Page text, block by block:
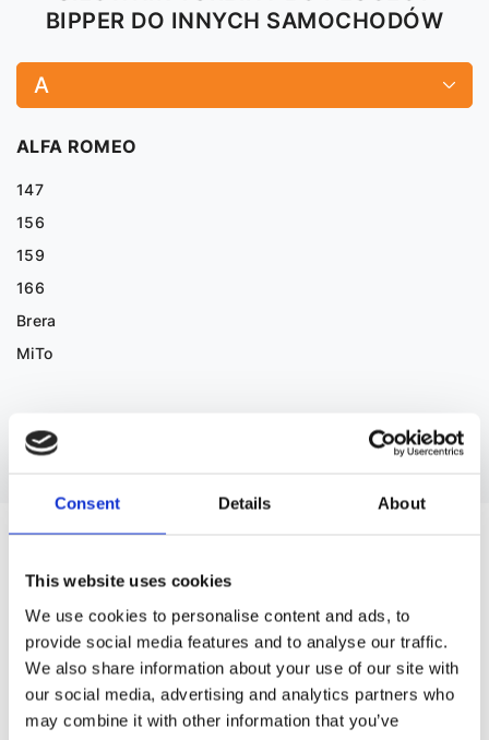
Consent Details About
This website uses cookies
We use cookies to personalise content and ads, to
provide social media features and to analyse our traffic.
We also share information about your use of our site with
our social media, advertising and analytics partners who
may combine it with other information that you’ve
BIPPER DO INNYCH SAMOCHODÓW
A
ALFA ROMEO
147
156
159
166
Brera
MiTo